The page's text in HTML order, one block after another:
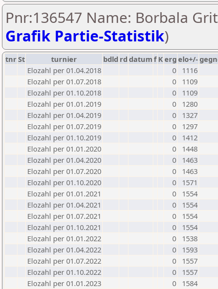
Pnr:136547 Name: Borbala
Grafik Partie-Statistik)
tnrSt turnier bdld rd datumf Kerg elo+/-
Elozahl per 01.04.2018
0
1116
Elozahl per 01.07.2018
0
1109
Elozahl per 01.10.2018
0
1109
Elozahl per 01.01.2019
0
1280
Elozahl per 01.04.2019
0
1327
Elozahl per 01.07.2019
0
1297
Elozahl per 01.10.2019
0
1412
Elozahl per 01.01.2020
0
1448
Elozahl per 01.04.2020
0
1463
Elozahl per 01.07.2020
0
1463
Elozahl per 01.10.2020
0
1571
Elozahl per 01.01.2021
0
1554
Elozahl per 01.04.2021
0
1554
Elozahl per 01.07.2021
0
1554
Elozahl per 01.10.2021
0
1554
Elozahl per 01.01.2022
0
1538
Elozahl per 01.04.2022
0
1593
Elozahl per 01.07.2022
0
1557
Elozahl per 01.10.2022
0
1557
Elozahl per 01.01.2023
0
1584